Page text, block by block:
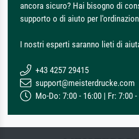
ancora sicuro? Hai bisogno di
supporto o di aiuto per
I nostri esperti saranno lieti di
+43 4257 29415
support@meisterdrucke.com
Mo-Do: 7:00 - 16:00 | Fr: 7:00